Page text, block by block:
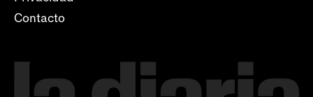
Contacto